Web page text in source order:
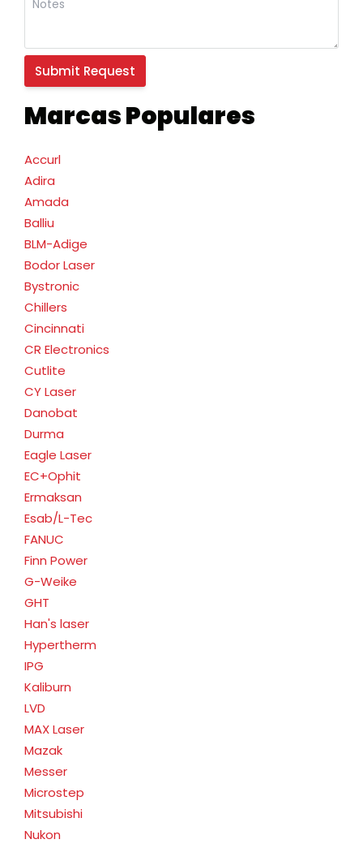
Marcas Populares
Accurl
Adira
Amada
Balliu
BLM-Adige
Bodor Laser
Bystronic
Chillers
Cincinnati
CR Electronics
Cutlite
CY Laser
Danobat
Durma
Eagle Laser
EC+Ophit
Ermaksan
Esab/L-Tec
FANUC
Finn Power
G-Weike
GHT
Han's laser
Hypertherm
IPG
Kaliburn
LVD
MAX Laser
Mazak
Messer
Microstep
Mitsubishi
Nukon